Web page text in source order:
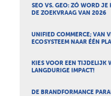
SEO VS. GEO: ZÓ WORD
DE ZOEKVRAAG VAN 2026
UNIFIED COMMERCE; VAN
ECOSYSTEEM NAAR ÉÉN
KIES VOOR EEN TIJDELIJK
LANGDURIGE IMPACT!
DE BRANDFORMANCE